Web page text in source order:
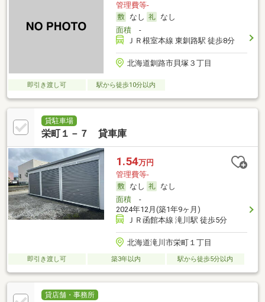
管理費等-
なし
なし
面積-
ＪＲ根室本線 東釧路駅 徒歩8分
北海道釧路市貝塚３丁目
即引き渡し可 駅から徒歩10分以内
貸駐車場
栄町１－７ 貸車庫
1.54万円
管理費等-
なし
なし
面積-
2024年12月(築1年9ヶ月)
ＪＲ函館本線 滝川駅 徒歩5分
北海道滝川市栄町１丁目
即引き渡し可 築3年以内 駅から徒歩5分以内
貸店舗・事務所